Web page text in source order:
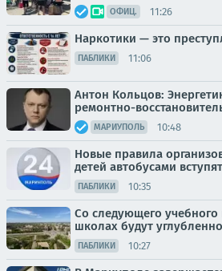
ОФИЦ. 11:26
Наркотики — это
ПАБЛИКИ 11:06
Антон Кольцов:
ремонтно-
МАРИУПОЛЬ 10:48
Новые правила
детей автобусами
ПАБЛИКИ 10:35
Со следующего учебного
школах будут
ПАБЛИКИ 10:27